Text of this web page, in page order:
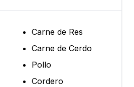
Carne de Res
Carne de Cerdo
Pollo
Cordero